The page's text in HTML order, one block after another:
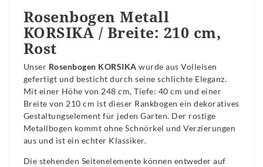
Rosenbogen Metall
KORSIKA / Breite: 210 cm,
Rost
Unser Rosenbogen KORSIKA wurde aus Volleisen
gefertigt und besticht durch seine schlichte Eleganz.
Mit einer Höhe von 248 cm, Tiefe: 40 cm und einer
Breite von 210 cm ist dieser Rankbogen ein dekoratives
Gestaltungselement für jeden Garten. Der rostige
Metallbogen kommt ohne Schnörkel und Verzierungen
aus und ist ein echter Klassiker.
Die stehenden Seitenelemente können entweder auf